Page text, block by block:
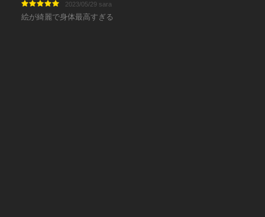
2023/05/29 sara
絵が綺麗で身体最高すぎる